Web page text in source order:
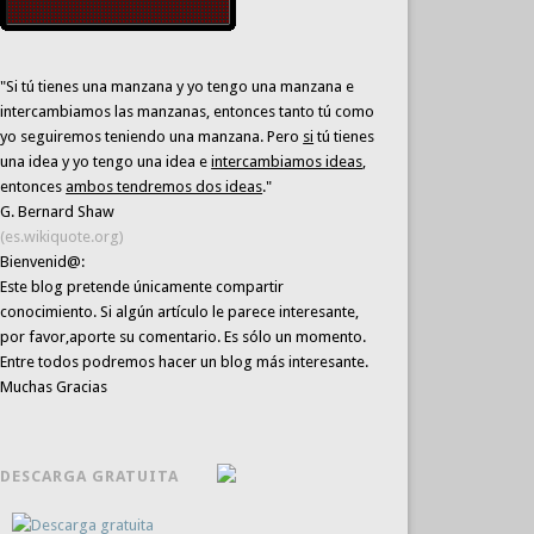
"Si tú tienes una manzana y yo tengo una manzana e
intercambiamos las manzanas, entonces tanto tú como
yo seguiremos teniendo una manzana. Pero si tú tienes
una idea y yo tengo una idea eintercambiamos ideas,
entoncesambos tendremos dos ideas."
G. Bernard Shaw
(es.wikiquote.org)
Bienvenid@:
Este blog pretende únicamentecompartir
conocimiento. Si algún artículo le parece interesante,
por favor,aporte su comentario. Es sólo un momento.
Entre todos podremos hacer un blog más interesante.
Muchas Gracias
DESCARGA GRATUITA